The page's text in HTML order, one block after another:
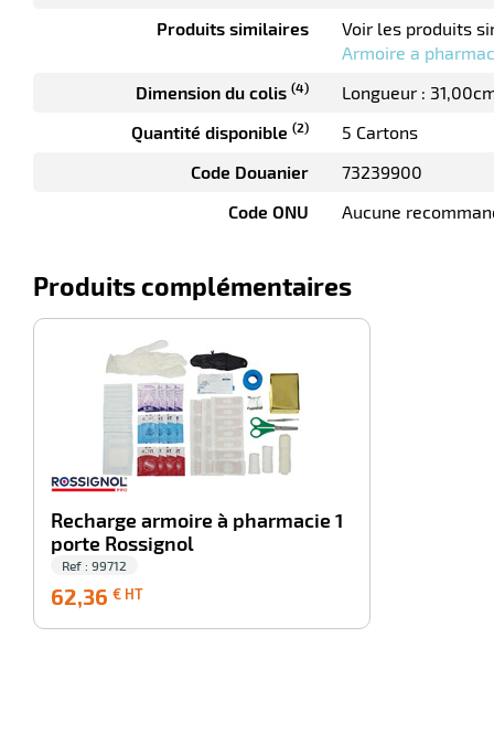
Produits similaires
Voir les produits
Armoire a
Dimension du colis (4) Longueur :
Quantité disponible (2)
5 Cartons
Code Douanier
73239900
Code ONU
Aucune
Produits complémentaires
Recharge armoire à pharmacie 1
porte Rossignol
Ref : 99712
62,36 € HT
HT